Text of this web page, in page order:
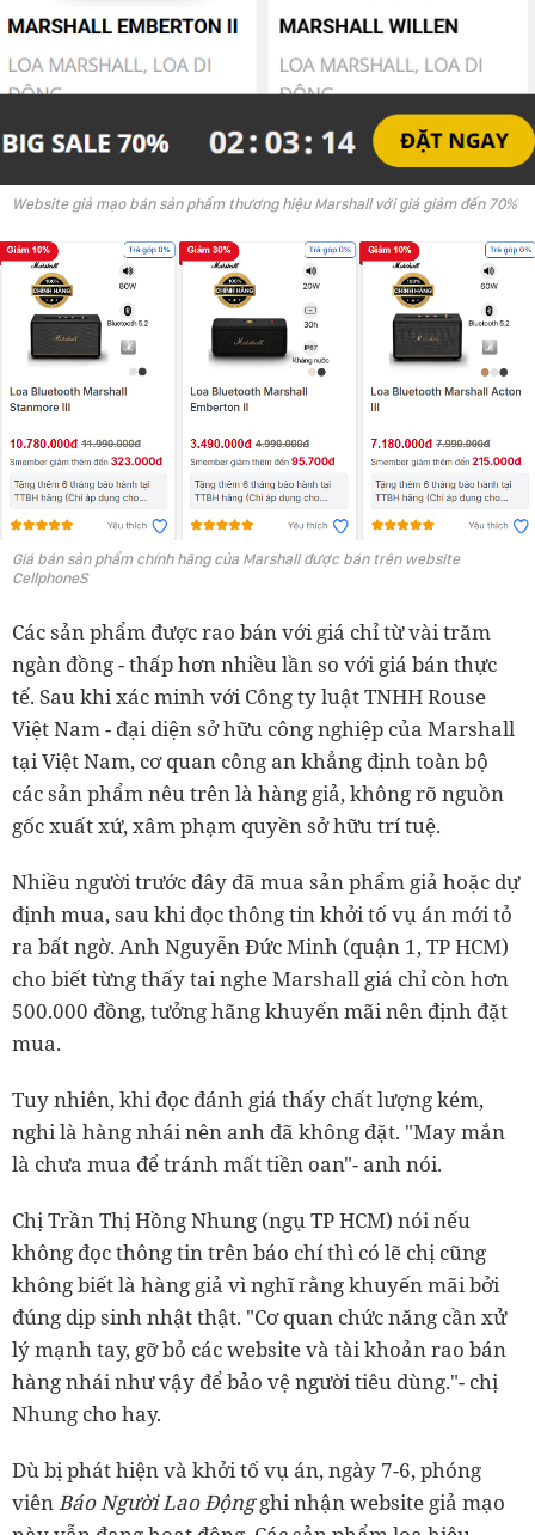
Website giả mạo bán sản phẩm thương hiệu Marshall với giá giảm đến 70%
Giá bán sản phẩm chính hãng của Marshall được bán trên website
CellphoneS
Các sản phẩm được rao bán với giá chỉ từ vài trăm
ngàn đồng - thấp hơn nhiều lần so với giá bán thực
tế. Sau khi xác minh với Công ty luật TNHH Rouse
Việt Nam - đại diện sở hữu công nghiệp của Marshall
tại Việt Nam, cơ quan công an khẳng định toàn bộ
các sản phẩm nêu trên là hàng giả, không rõ nguồn
gốc xuất xứ, xâm phạm quyền sở hữu trí tuệ.
Nhiều người trước đây đã mua sản phẩm giả hoặc dự
định mua, sau khi đọc thông tin khởi tố vụ án mới tỏ
ra bất ngờ. Anh Nguyễn Đức Minh (quận 1, TP HCM)
cho biết từng thấy tai nghe Marshall giá chỉ còn hơn
500.000 đồng, tưởng hãng khuyến mãi nên định đặt
mua.
Tuy nhiên, khi đọc đánh giá thấy chất lượng kém,
nghi là hàng nhái nên anh đã không đặt. "May mắn
là chưa mua để tránh mất tiền oan"- anh nói.
Chị Trần Thị Hồng Nhung (ngụ TP HCM) nói nếu
không đọc thông tin trên báo chí thì có lẽ chị cũng
không biết là hàng giả vì nghĩ rằng khuyến mãi bởi
đúng dịp sinh nhật thật. "Cơ quan chức năng cần xử
lý mạnh tay, gỡ bỏ các website và tài khoản rao bán
hàng nhái như vậy để bảo vệ người tiêu dùng."- chị
Nhung cho hay.
Dù bị phát hiện và khởi tố vụ án, ngày 7-6, phóng
viênBáo Người Lao Độngghi nhận website giả mạo